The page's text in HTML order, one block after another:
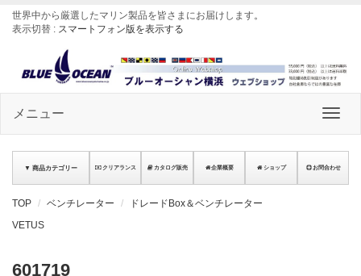
世界中から厳選したマリン製品を皆さまにお届けします。
表示切替 : スマートフォン版を表示する
メニュー
▼ 商品カテゴリー クリアランス カタログ販売 企業概要 ショップ お問合わせ
TOP ベンチレーター
ドレードBox＆ベンチレーター
VETUS
601719